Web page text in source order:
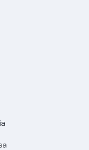
offerte Fibra